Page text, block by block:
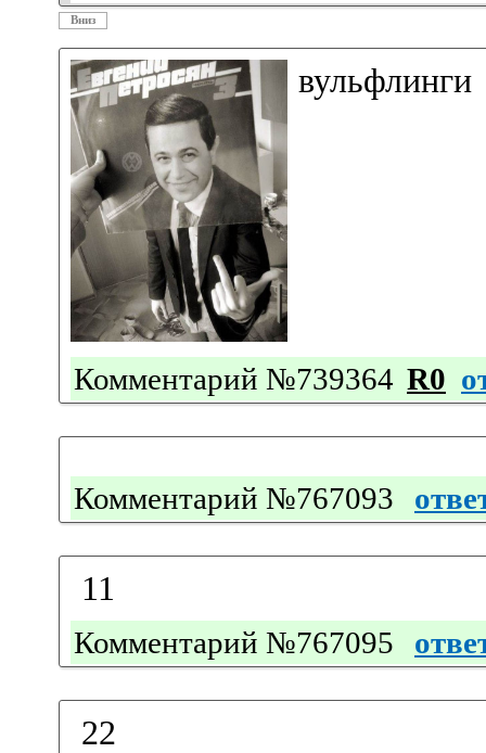
Вниз
вульфлинги
Комментарий №739364 R0
Комментарий №767093
11
Комментарий №767095
22